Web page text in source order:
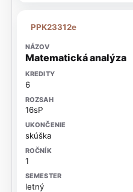
PPK23312e
Matematická analýza
6
16sP
skúška
1
letný